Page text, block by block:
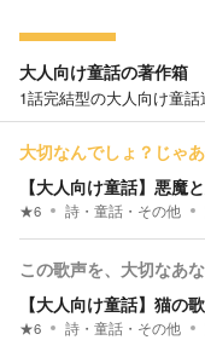
大人向け童話の著作箱
1話完結型の大人向け童話
大切なんでしょ？じゃ
【大人向け童話】悪魔
★6 詩・童話・その他
この歌声を、大切なあ
【大人向け童話】猫の
★6 詩・童話・その他